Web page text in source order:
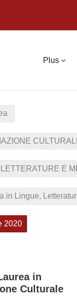
Plus
E
in Lingue,
2020
in
Culturale